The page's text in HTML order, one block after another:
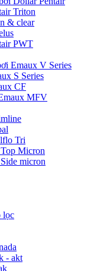
Triton
& clear
PWT
Emaux V Series
S Series
CF
MFV
Tri
Micron
micron
lọc
- akt